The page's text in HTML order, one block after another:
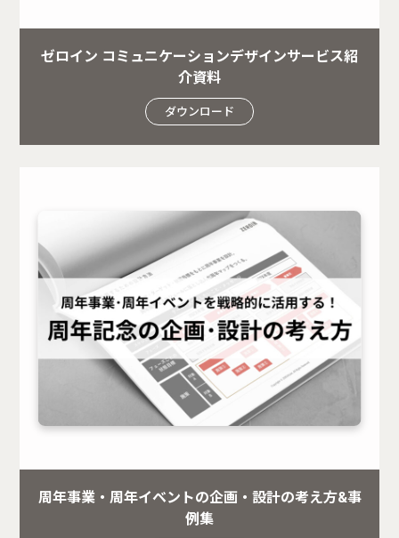
ゼロイン コミュニケーションデザインサービス紹
介資料
ダウンロード
周年事業・周年イベントの企画・設計の考え方&事
例集